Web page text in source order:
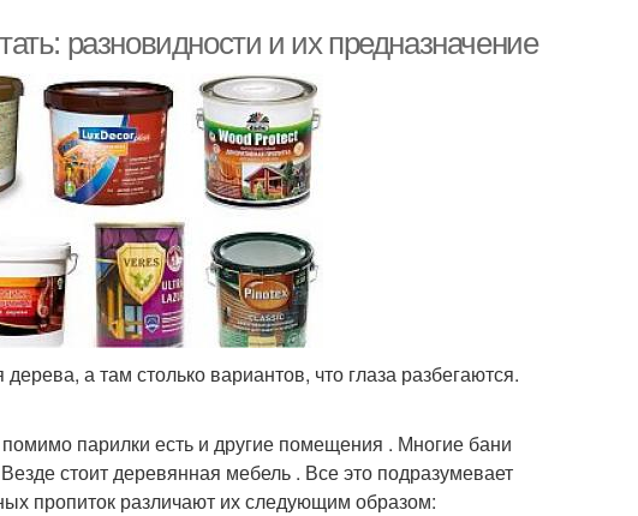
разновидности и их предназначение
а там столько вариантов, что глаза разбегаются.
парилки есть и другие помещения . Многие бани
стоит деревянная мебель . Все это подразумевает
пропиток различают их следующим образом: